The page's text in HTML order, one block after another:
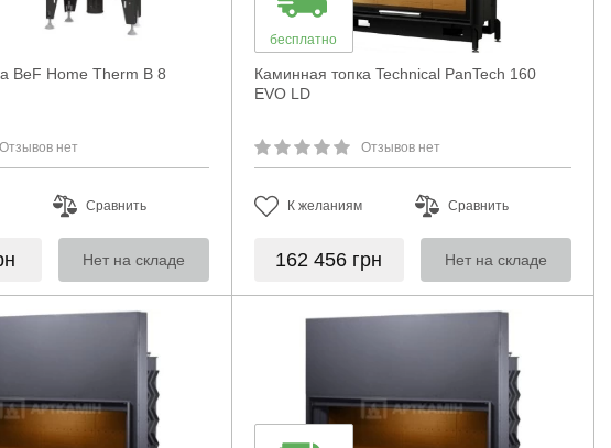
BeF Home Therm B 8
Отзывов нет
Сравнить
Нет на складе
бесплатно
Каминная топка Technical PanTech 160
EVO LD
Отзывов нет
К желаниям Сравнить
162 456 грн Нет на складе